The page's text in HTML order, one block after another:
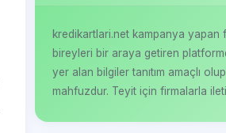
kredikartlari.net kampanya yapan
bireyleri bir araya getiren
yer alan bilgiler tanıtım amaçlı
mahfuzdur. Teyit için firmalarla